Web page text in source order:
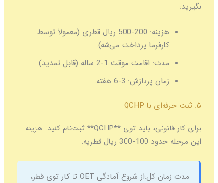
بگیرید:
هزینه:
200-500 ریال قطری (معمولاً توسط
کارفرما پرداخت می‌شه).
مدت: اقامت موقت 1-2 ساله (قابل تمدید).
زمان پردازش:
۵. ثبت حرفه‌ای با QCHP
برای کار قانونی، باید توی **QCHP** ثبت‌نام کنید. هزینه
این مرحله حدود 100-300 ریال قطریه.
مدت زمان کل:
از شروع آمادگی OET تا کار توی قطر،